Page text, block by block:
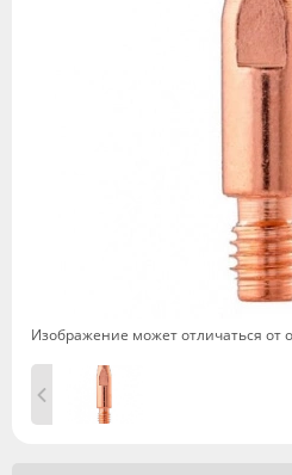
Изображение может отличаться от